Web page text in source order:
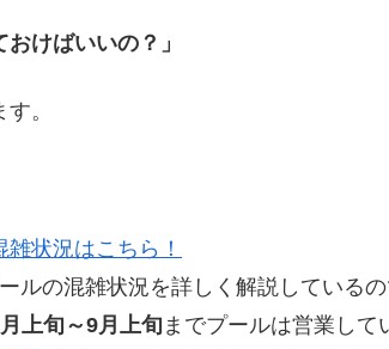
けばいいの？」
。
状況はこちら！
ルの混雑状況を詳しく解説している
上旬～9月上旬 までプールは営業して